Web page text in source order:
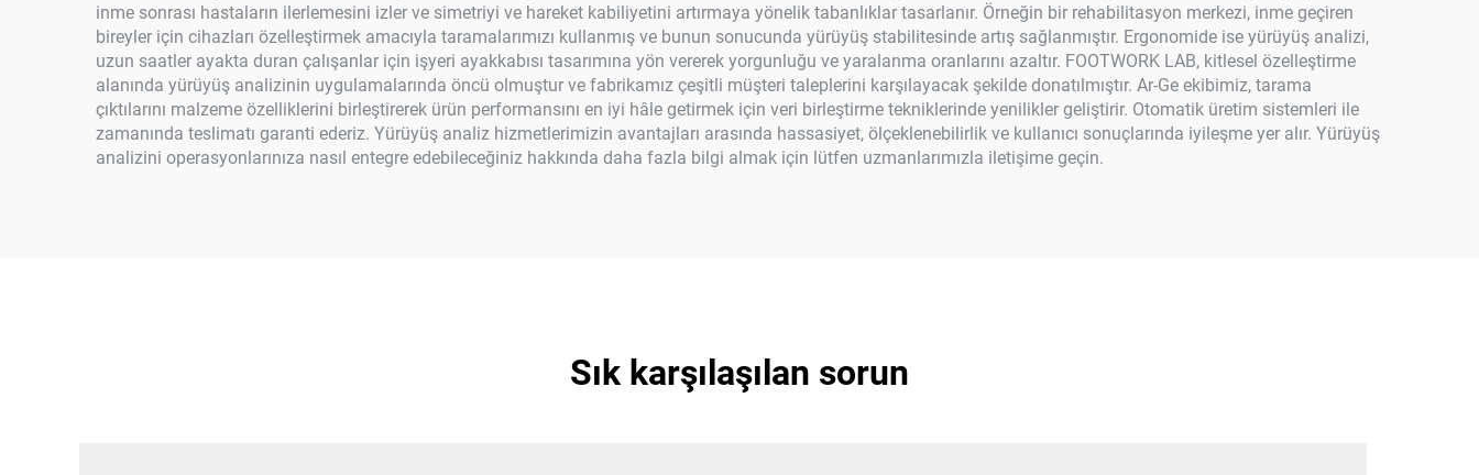
inme sonrası hastaların ilerlemesini izler ve simetriyi ve hareket kabiliyetini artırmaya yönelik tabanlıklar tasarlanır. Örneğin bir rehabilitasyon merkezi, inme geçiren
bireyler için cihazları özelleştirmek amacıyla taramalarımızı kullanmış ve bunun sonucunda yürüyüş stabilitesinde artış sağlanmıştır. Ergonomide ise yürüyüş analizi,
uzun saatler ayakta duran çalışanlar için işyeri ayakkabısı tasarımına yön vererek yorgunluğu ve yaralanma oranlarını azaltır. FOOTWORK LAB, kitlesel özelleştirme
alanında yürüyüş analizinin uygulamalarında öncü olmuştur ve fabrikamız çeşitli müşteri taleplerini karşılayacak şekilde donatılmıştır. Ar-Ge ekibimiz, tarama
çıktılarını malzeme özelliklerini birleştirerek ürün performansını en iyi hâle getirmek için veri birleştirme tekniklerinde yenilikler geliştirir. Otomatik üretim sistemleri ile
zamanında teslimatı garanti ederiz. Yürüyüş analiz hizmetlerimizin avantajları arasında hassasiyet, ölçeklenebilirlik ve kullanıcı sonuçlarında iyileşme yer alır. Yürüyüş
analizini operasyonlarınıza nasıl entegre edebileceğiniz hakkında daha fazla bilgi almak için lütfen uzmanlarımızla iletişime geçin.
Sık karşılaşılan sorun